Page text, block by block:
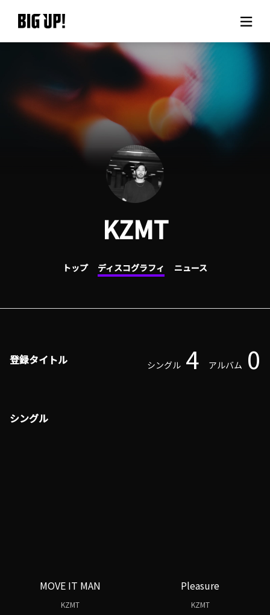
BIG UP!について
ニュース
料金プラン
サポート
ご利用の流れ
よくある質問
KZMT
トップ ディスコグラフィ ニュース
登録タイトル シングル 4 アルバム 0
シングル
MOVE IT MAN
KZMT
Pleasure
KZMT